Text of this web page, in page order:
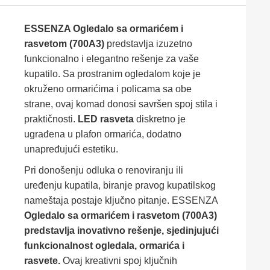
ESSENZA Ogledalo sa ormarićem i
rasvetom (700A3) predstavlja izuzetno
funkcionalno i elegantno rešenje za vaše
kupatilo. Sa prostranim ogledalom koje je
okruženo ormarićima i policama sa obe
strane, ovaj komad donosi savršen spoj stila i
praktičnosti. LED rasveta diskretno je
ugrađena u plafon ormarića, dodatno
unapređujući estetiku.
Pri donošenju odluka o renoviranju ili
uređenju kupatila, biranje pravog kupatilskog
nameštaja postaje ključno pitanje. ESSENZA
Ogledalo sa ormarićem i rasvetom (700A3)
predstavlja inovativno rešenje, sjedinjujući
funkcionalnost ogledala, ormarića i
rasvete. Ovaj kreativni spoj ključnih